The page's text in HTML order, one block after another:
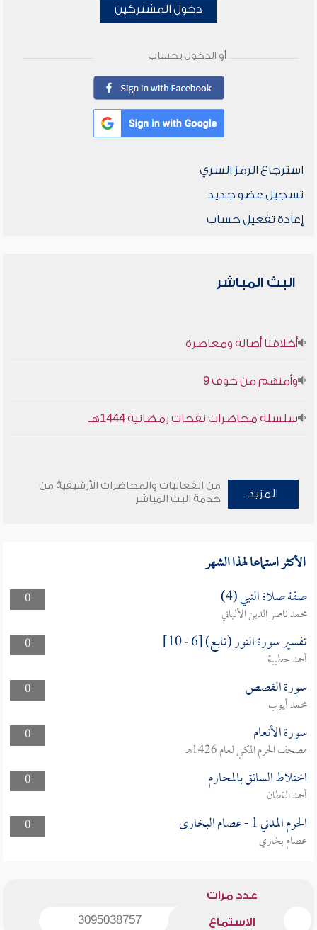
دخول المشتركين
أو الدخول بحساب
استرجاع الرمز السري
تسجيل عضو جديد
إعادة تفعيل حساب
البث المباشر
أخلاقنا أصالة ومعاصرة
وأمنهم من خوف 9
سلسلة محاضرات نفحات رمضانية 1444هـ
المزيد
من الفعاليات والمحاضرات الأرشيفية من
خدمة البث المباشر
الأكثر استماعا لهذا الشهر
0 صفة صلاة النبي (4)
محمد ناصر الدين الألباني
0
تفسير سورة النور (تابع) [6 - 10]
أحمد حطيبة
0
سورة القصص
محمد أيوب
0
سورة الأنعام
مصحف الحرم المكي لعام 1426هـ
0
اختلاط السائق بالمحارم
أحمد القطان
0
الحرم المدني 1 - عصام البخارى
عصام بخاري
عدد مرات
الاستماع 3095038757